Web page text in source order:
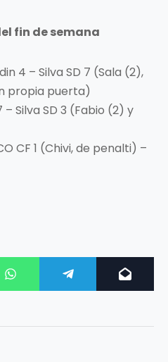
fin de semana
4 – Silva SD 7 (Sala (2),
propia puerta)
Silva SD 3 (Fabio (2) y
CF 1 (Chivi, de penalti) –